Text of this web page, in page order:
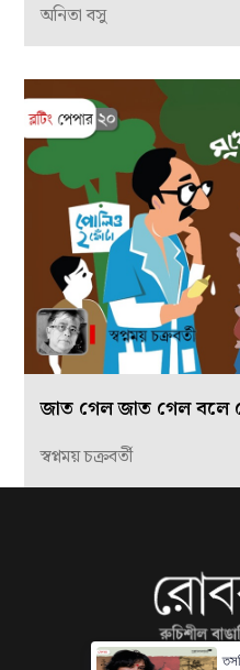
অনিতা বসু
জাত গেল জাত গেল বলে
স্বপ্নময় চক্রবর্তী